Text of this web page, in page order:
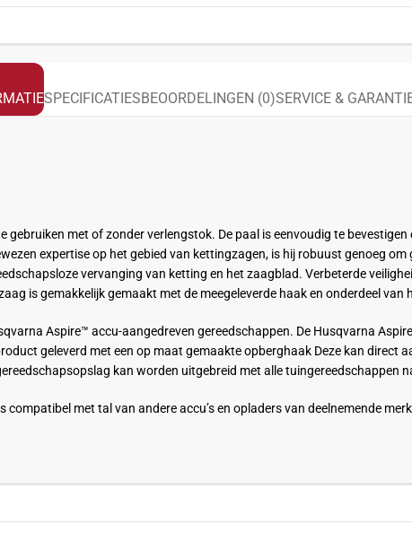
SPECIFICATIESBEOORDELINGEN (0)SERVICE &
gebruiken met of zonder verlengstok. De paal is eenvoudig te
expertise op het gebied van kettingzagen, is hij robuust genoeg
vervanging van ketting en het zaagblad. Verbeterde
is gemakkelijk gemaakt met de meegeleverde haak en onderdeel van
Aspire™ accu-aangedreven gereedschappen. De Husqvarna
geleverd met een op maat gemaakte opberghaak Deze kan direct
kan worden uitgebreid met alle tuingereedschappen
compatibel met tal van andere accu’s en opladers van deelnemende